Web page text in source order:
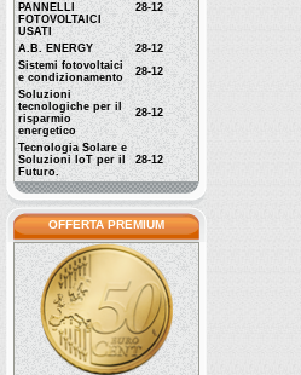
PANNELLI
FOTOVOLTAICI
USATI
28-12
A.B. ENERGY
28-12
Sistemi fotovoltaici
e condizionamento
28-12
Soluzioni
tecnologiche per il
risparmio
energetico
28-12
Tecnologia Solare e
Soluzioni IoT per il
Futuro.
28-12
OFFERTA PREMIUM